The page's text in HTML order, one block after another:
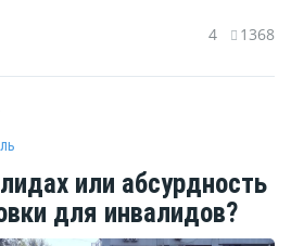
4 1368
или абсурдность
для инвалидов?